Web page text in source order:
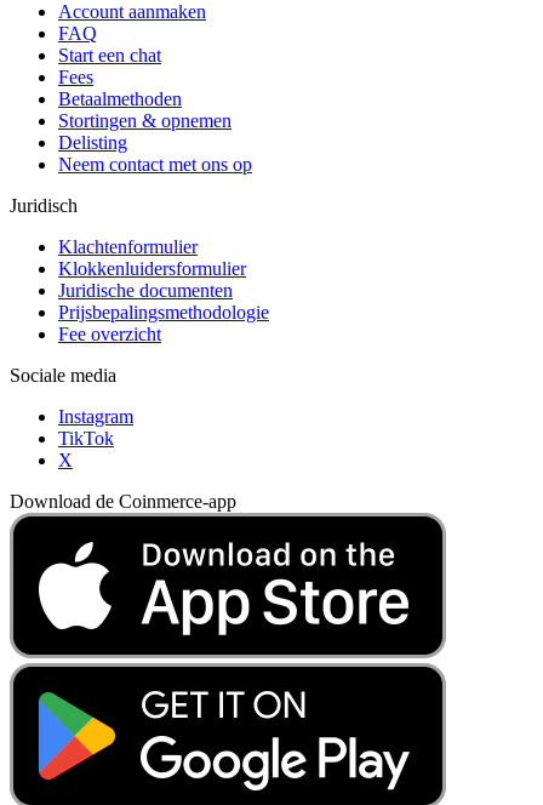
Account aanmaken
FAQ
Start een chat
Fees
Betaalmethoden
Stortingen & opnemen
Delisting
Neem contact met ons op
Juridisch
Klachtenformulier
Klokkenluidersformulier
Juridische documenten
Prijsbepalingsmethodologie
Fee overzicht
Sociale media
Instagram
TikTok
X
Download de Coinmerce-app